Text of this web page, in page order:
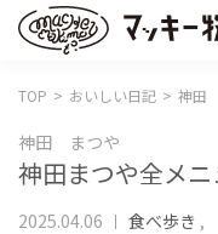
TOP おいしい日記 神田
神田 まつや
神田まつや全メ
2025.04.06 食べ歩き ,